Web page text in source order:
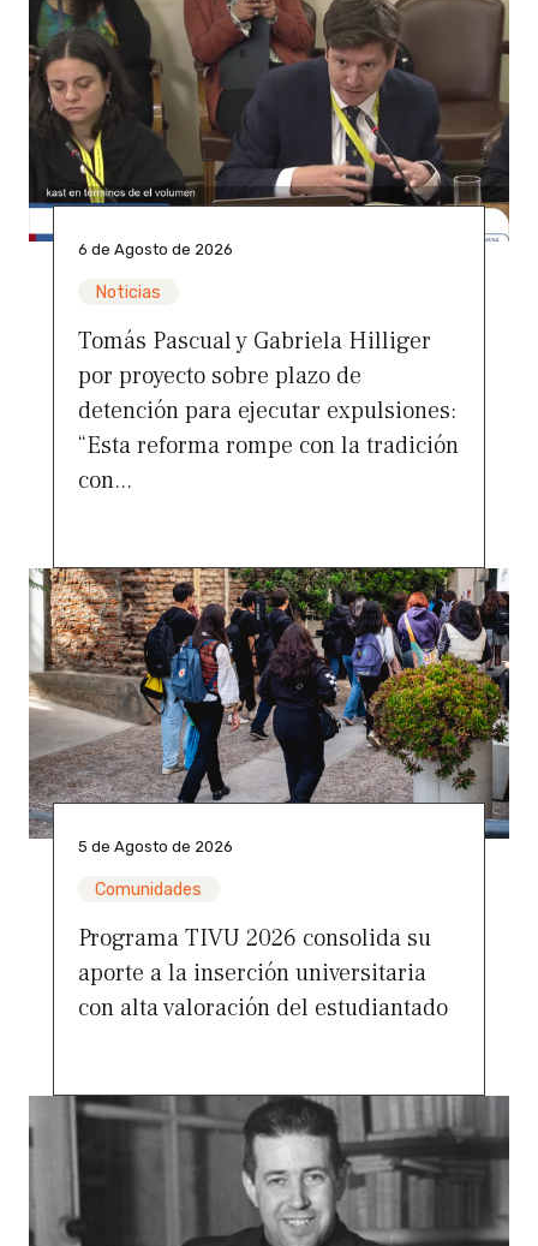
6 de Agosto de 2026
Noticias
Tomás Pascual y Gabriela Hilliger
por proyecto sobre plazo de
detención para ejecutar expulsiones:
“Esta reforma rompe con la tradición
con...
5 de Agosto de 2026
Comunidades
Programa TIVU 2026 consolida su
aporte a la inserción universitaria
con alta valoración del estudiantado